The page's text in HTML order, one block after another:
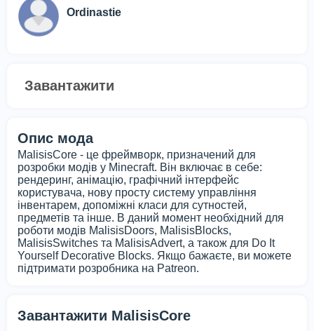
Ordinastie
Завантажити
Опис мода
MalisisCore - це фреймворк, призначений для
розробки модів у Minecraft. Він включає в себе:
рендеринг, анімацію, графічний інтерфейс
користувача, нову просту систему управління
інвентарем, допоміжні класи для сутностей,
предметів та інше. В даний момент необхідний для
роботи модів MalisisDoors, MalisisBlocks,
MalisisSwitches та MalisisAdvert, а також для Do It
Yourself Decorative Blocks. Якщо бажаєте, ви можете
підтримати розробника на Patreon.
Завантажити MalisisCore